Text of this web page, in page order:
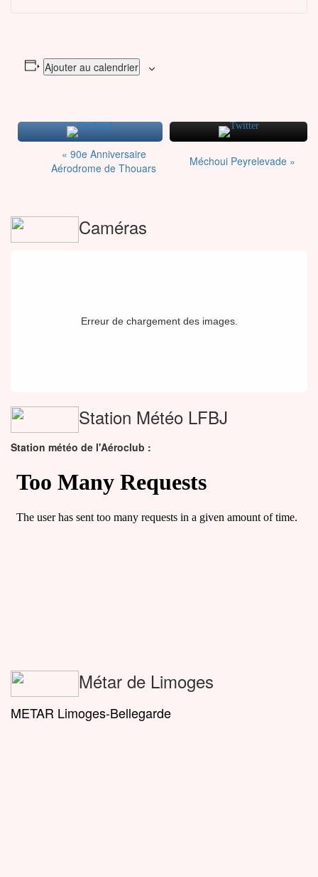
Ajouter au calendrier
Navigation
Évènement
« 90e Anniversaire
Aérodrome de Thouars
Méchoui Peyrelevade »
Caméras
Erreur de chargement des images.
Station Météo LFBJ
Station météo de l'Aéroclub :
Métar de Limoges
METAR Limoges-Bellegarde